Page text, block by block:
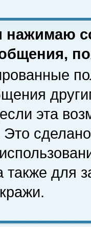
нажимаю
эта
также для